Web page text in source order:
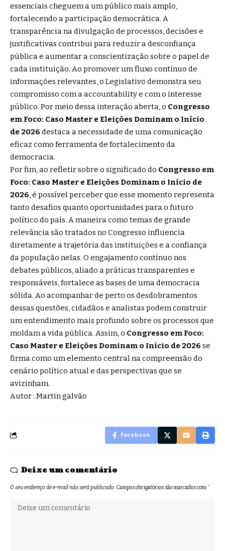
essenciais cheguem a um público mais amplo,
fortalecendo a participação democrática. A
transparência na divulgação de processos, decisões e
justificativas contribui para reduzir a desconfiança
pública e aumentar a conscientização sobre o papel de
cada instituição. Ao promover um fluxo contínuo de
informações relevantes, o Legislativo demonstra seu
compromisso com a accountability e com o interesse
público. Por meio dessa interação aberta, o Congresso
em Foco: Caso Master e Eleições Dominam o Início
de 2026 destaca a necessidade de uma comunicação
eficaz como ferramenta de fortalecimento da
democracia.
Por fim, ao refletir sobre o significado do Congresso em
Foco: Caso Master e Eleições Dominam o Início de
2026 , é possível perceber que esse momento representa
tanto desafios quanto oportunidades para o futuro
político do país. A maneira como temas de grande
relevância são tratados no Congresso influencia
diretamente a trajetória das instituições e a confiança
da população nelas. O engajamento contínuo nos
debates públicos, aliado a práticas transparentes e
responsáveis, fortalece as bases de uma democracia
sólida. Ao acompanhar de perto os desdobramentos
dessas questões, cidadãos e analistas podem construir
um entendimento mais profundo sobre os processos que
moldam a vida pública. Assim, o Congresso em Foco:
Caso Master e Eleições Dominam o Início de 2026 se
firma como um elemento central na compreensão do
cenário político atual e das perspectivas que se
avizinham.
Autor : Martin galvão
Facebook
Deixe um comentário
O seu endereço de e-mail não será publicado. Campos obrigatórios são marcados com *